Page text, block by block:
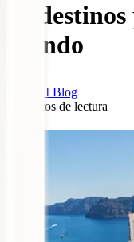
10
mundo
IATI Blog
minutos de lectura